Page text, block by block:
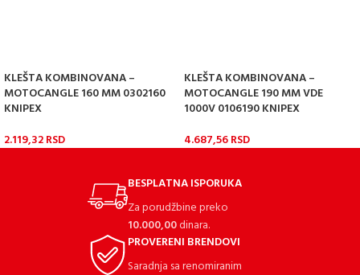
KLEŠTA KOMBINOVANA –
MOTOCANGLE 160 MM 0302160
KNIPEX
2.119,32RSD
KLEŠTA KOMBINOVANA –
MOTOCANGLE 190 MM VDE
1000V 0106190 KNIPEX
4.687,56RSD
BESPLATNA ISPORUKA
Za porudžbine preko
10.000,00dinara.
PROVERENI BRENDOVI
Saradnja sa renomiranim